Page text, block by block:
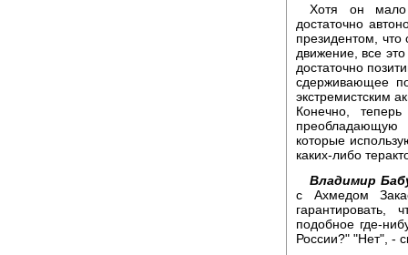
Хотя он мало
достаточно
президентом, что
движение, все
достаточно
сдерживающее
экстремистским
Конечно,
преобладающую
которые
каких-либо
Владимир
с Ахмедом
гарантировать,
подобное где-
России?" "Нет", -